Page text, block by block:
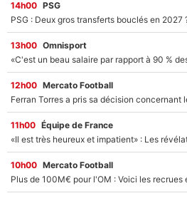
14h00 PSG
13h00 Omnisport
12h00 Mercato Football
11h00 Équipe de France
10h00 Mercato Football